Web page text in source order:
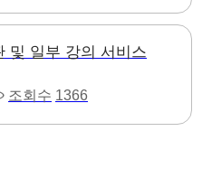
및 일부 강의 서비스
조회수 1366